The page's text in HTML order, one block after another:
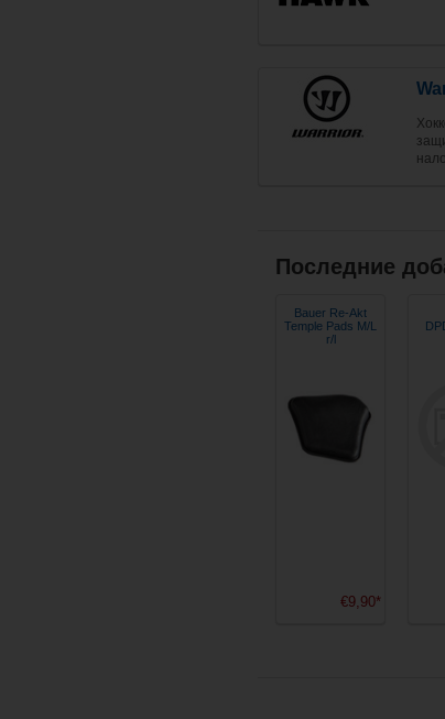
Последние
Bauer Re-Akt
Temple Pads M/L
r/l
€9,90*